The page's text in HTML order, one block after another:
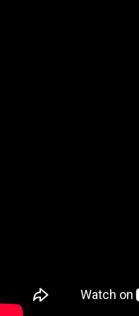
“La Momposina que